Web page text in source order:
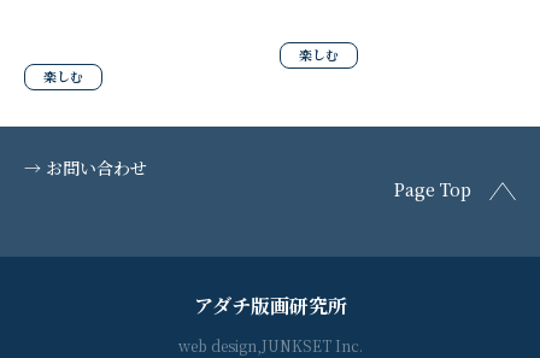
楽しむ
楽しむ
→ お問い合わせ
Page Top
アダチ版画研究所
web design,JUNKSET Inc.